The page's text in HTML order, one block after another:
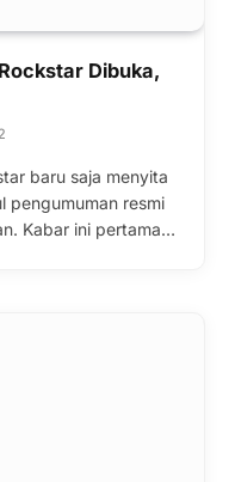
Dibuka,
baru saja menyita
pengumuman resmi
Kabar ini pertama…